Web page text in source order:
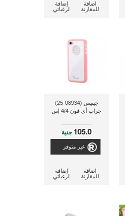
إضافة
لرغباتي
اضافة
للمقارنة
جينيس (08934-25)
جراب أى فون 4/4 إس
105.0 جنية
غير متوفر
إضافة
لرغباتي
اضافة
للمقارنة